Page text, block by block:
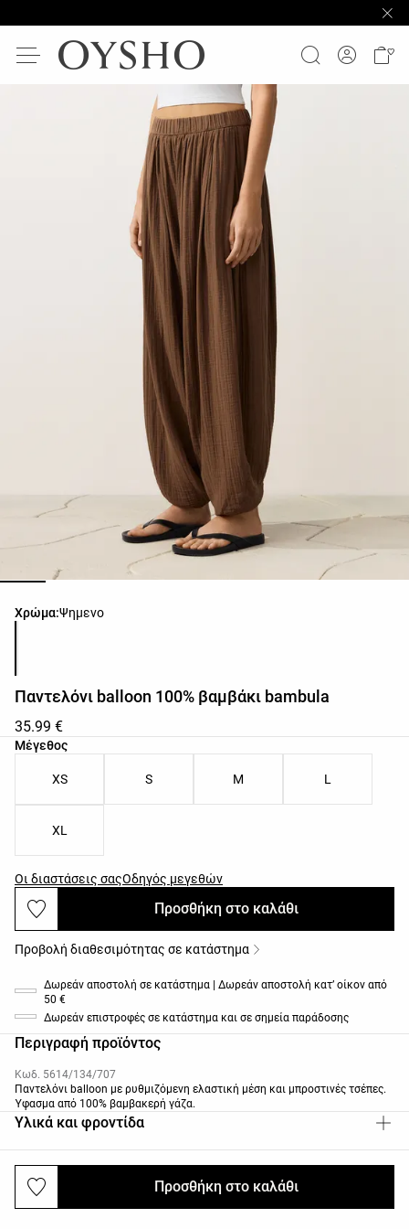
Χρώμα:Ψημενο
Λίστα χρωμάτων προϊόντος
Παντελόνι balloon 100% βαμβάκι bambula
35.99 €
Μέγεθος
Λίστα μεγεθών προϊόντος
XS S M L
XL
Οι διαστάσεις σαςΟδηγός μεγεθών
Προσθήκη στο καλάθι
Προσθήκη στο καλάθι
Προβολή διαθεσιμότητας σε κατάστημα
Δωρεάν αποστολή σε κατάστημα | Δωρεάν αποστολή κατ’ οίκον από
50 €
Δωρεάν επιστροφές σε κατάστημα και σε σημεία παράδοσης
Περιγραφή προϊόντος
Κωδ. 5614/134/707
Παντελόνι balloon με ρυθμιζόμενη ελαστική μέση και μπροστινές τσέπες.
Ύφασμα από 100% βαμβακερή γάζα.
Υλικά και φροντίδα
Αποστολές και επιστροφές